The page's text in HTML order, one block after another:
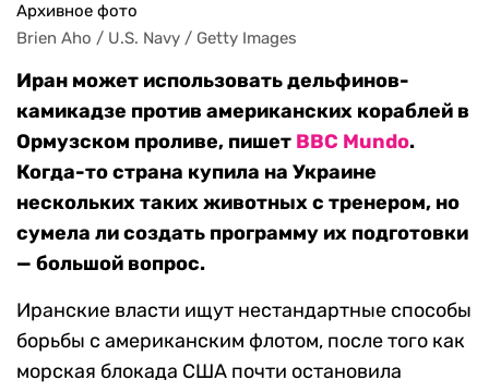
Архивное фото
Brien Aho / U.S. Navy / Getty Images
Иран может использовать дельфинов-
камикадзе против американских кораблей в
Ормузском проливе, пишет BBC Mundo.
Когда-то страна купила на Украине
нескольких таких животных с тренером, но
сумела ли создать программу их подготовки
— большой вопрос.
Иранские власти ищут нестандартные способы
борьбы с американским флотом, после того как
морская блокада США почти остановила